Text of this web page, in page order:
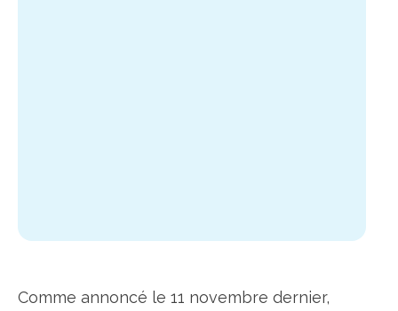
Comme annoncé le 11 novembre dernier,